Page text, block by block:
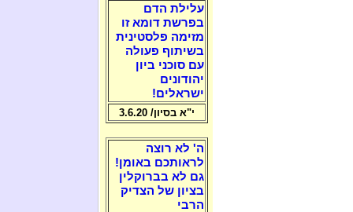
עלילת הדם
בפרשת דומא זו
מזימה פלסטינית
בשיתוף פעולה
עם סוכני ביון
יהודונים
ישראלים!
י"א בסיון/ 3.6.20
ה' לא רוצה
לראותכם באומן!
גם לא בברוקלין
בציון של הצדיק
הרבי